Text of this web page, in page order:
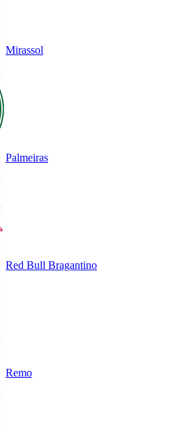
Mirassol
Palmeiras
Red Bull Bragantino
Remo